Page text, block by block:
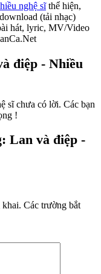
nghệ sĩthể hiện,
(tải nhạc)
hát, lyric, MV/Video
điệp - Nhiều
sĩ chưa có lời. Các bạn
!
Lan và điệp -
khai. Các trường bắt